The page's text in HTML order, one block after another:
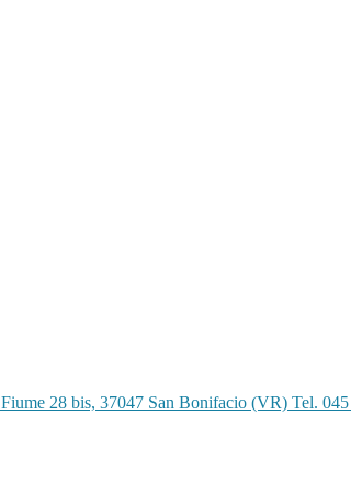
28 bis, 37047 San Bonifacio (VR) Tel.